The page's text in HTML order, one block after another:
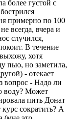
более густой с
примерно по 100
всегда, вчера и
случился,
В течение
хотя
пью, но заметила,
- отекает
вопрос - Надо ли
воду? Может
пить Донат
сократить? А